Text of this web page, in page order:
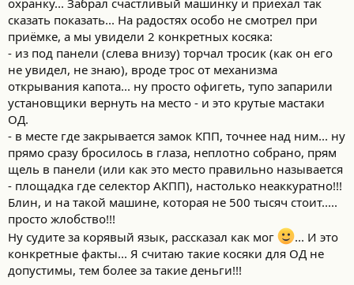
охранку... Забрал счастливый машинку и приехал так
сказать показать... На радостях особо не смотрел при
приёмке, а мы увидели 2 конкретных косяка:
- из под панели (слева внизу) торчал тросик (как он его
не увидел, не знаю), вроде трос от механизма
открывания капота... ну просто офигеть, тупо запарили
установщики вернуть на место - и это крутые мастаки
ОД.
- в месте где закрывается замок КПП, точнее над ним... ну
прямо сразу бросилось в глаза, неплотно собрано, прям
щель в панели (или как это место правильно называется
- площадка где селектор АКПП), настолько неаккуратно!!!
Блин, и на такой машине, которая не 500 тысяч стоит.....
просто жлобство!!!
Ну судите за корявый язык, рассказал как мог
... И это
конкретные факты... Я считаю такие косяки для ОД не
допустимы, тем более за такие деньги!!!